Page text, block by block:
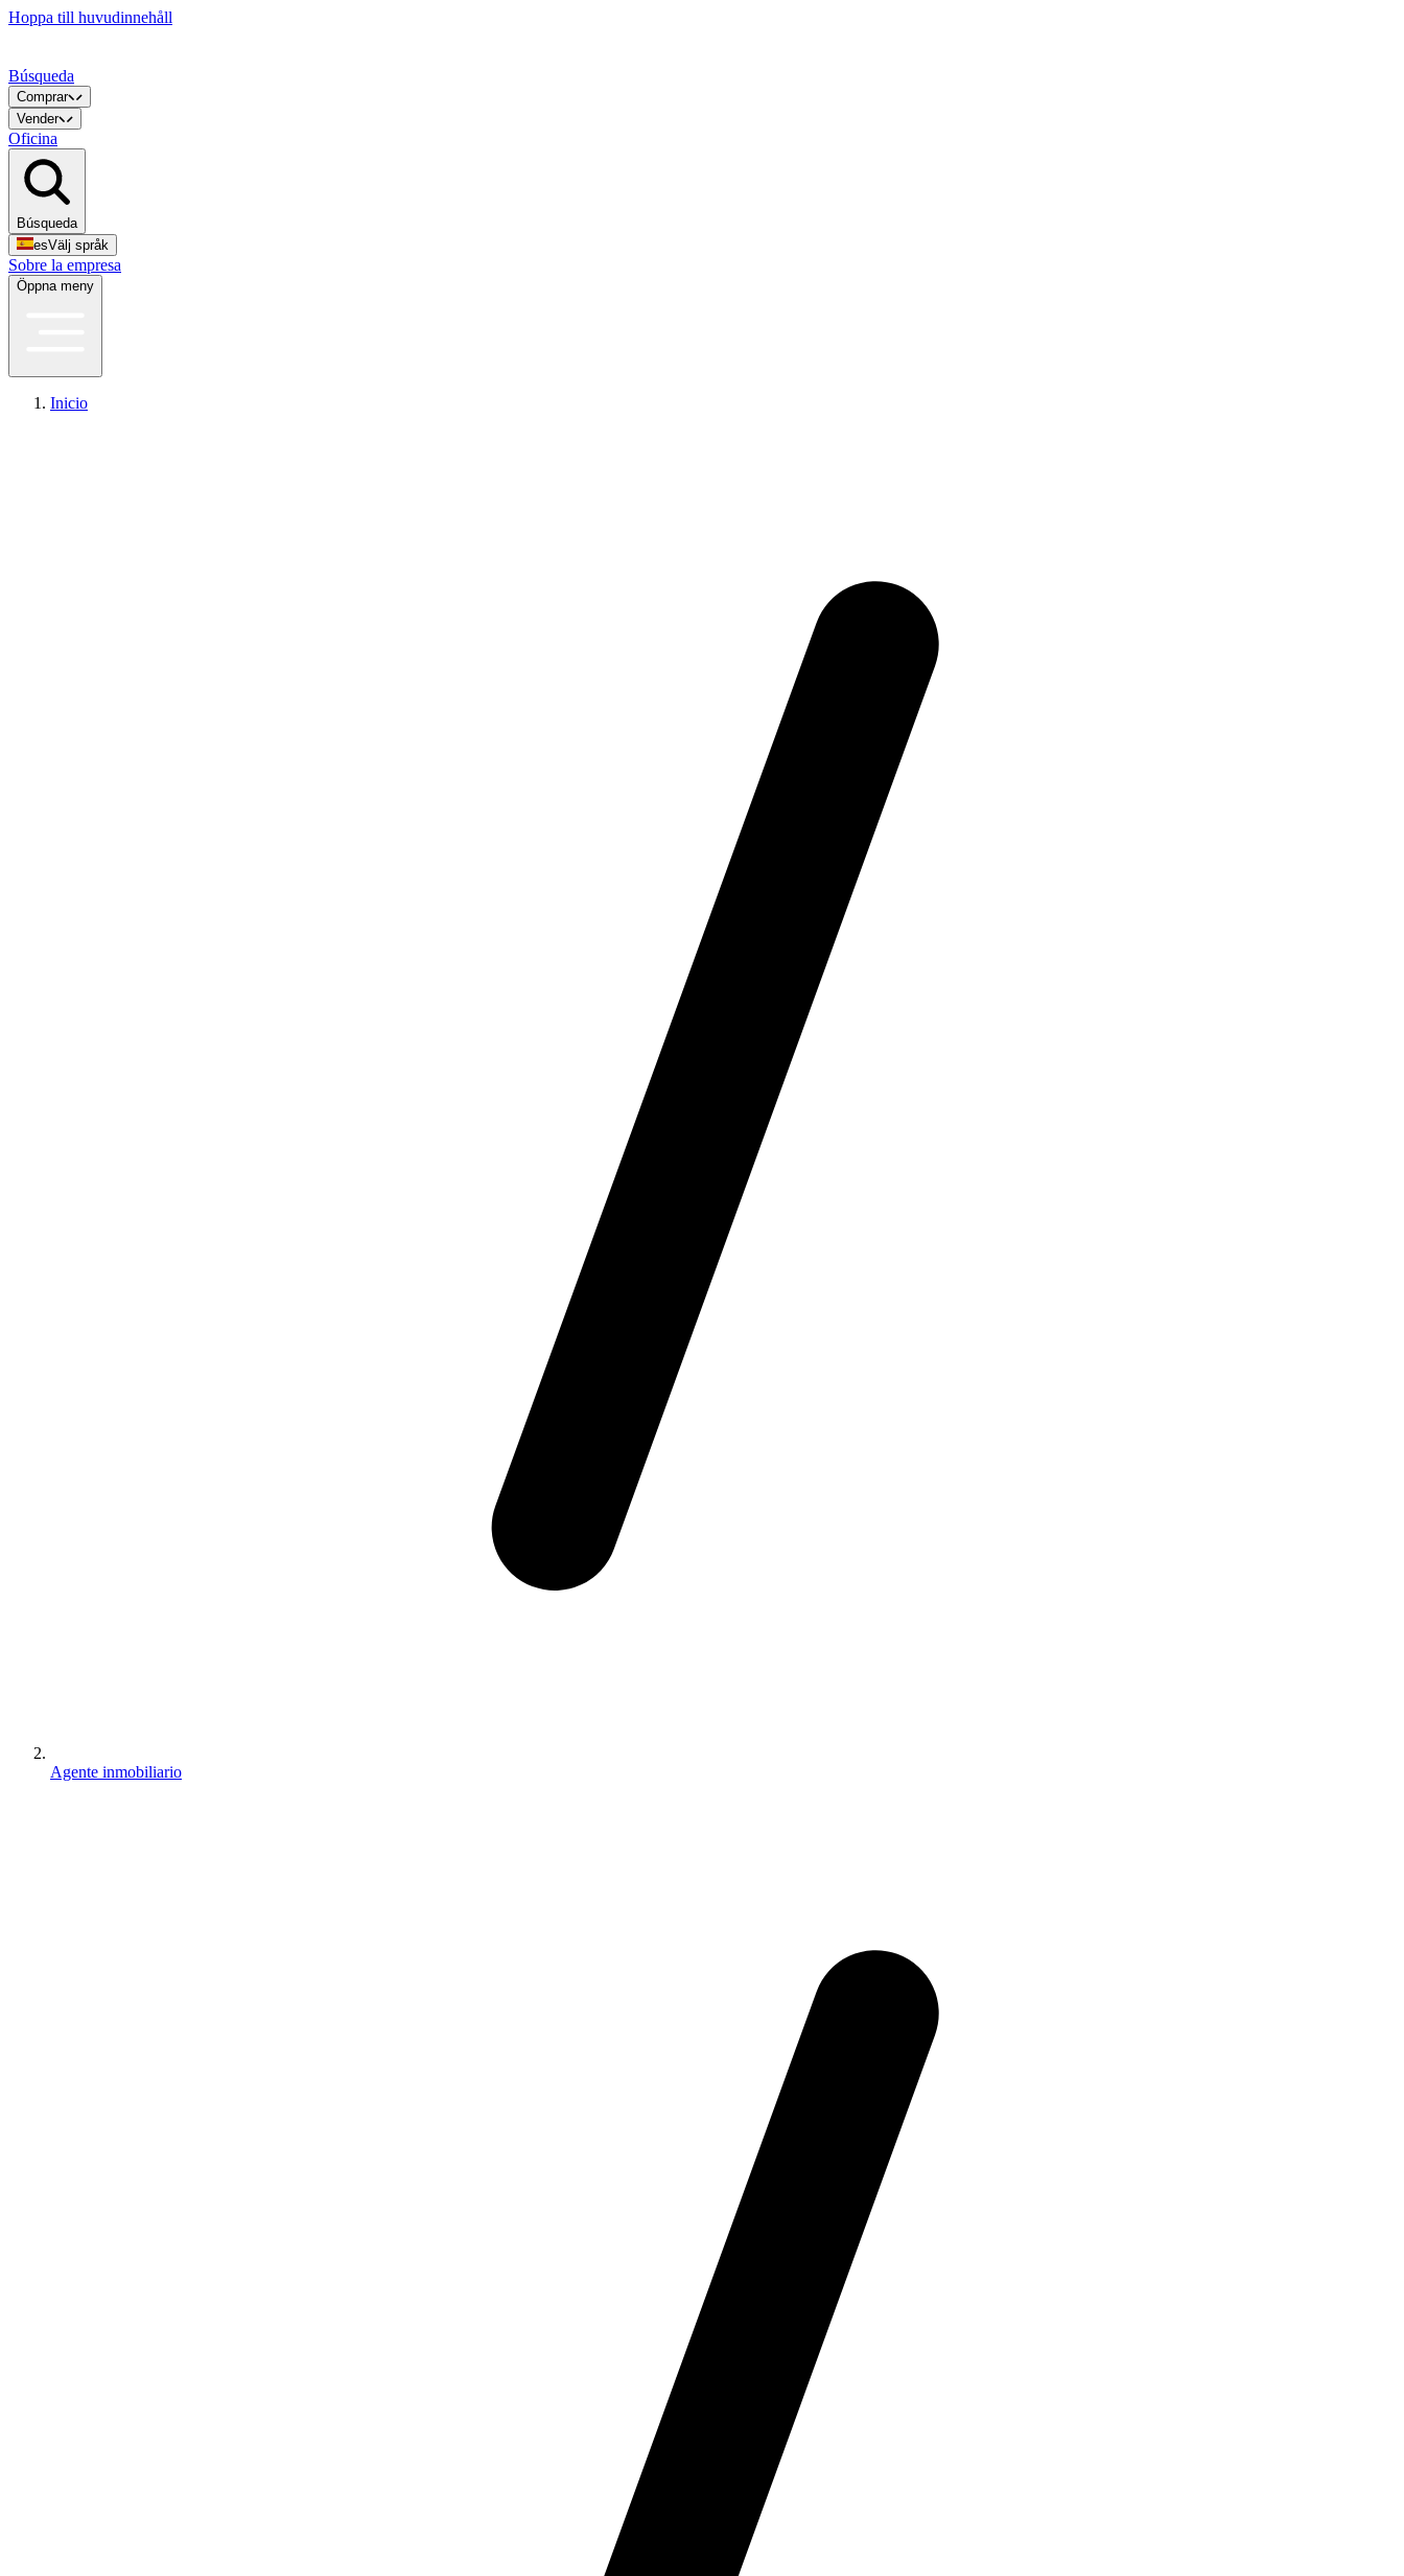
Hoppa till huvudinnehåll
Búsqueda
Comprar
Vender
Oficina
Búsqueda
esVälj språk
Sobre la empresa
Öppna meny
Inicio
Agente inmobiliario